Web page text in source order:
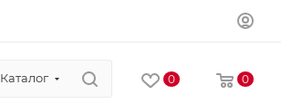
Каталог 0 0